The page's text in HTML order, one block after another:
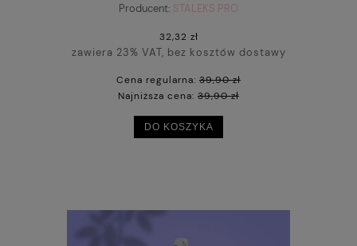
Producent: STALEKS PRO
32,32 zł
zawiera 23% VAT, bez kosztów dostawy
Cena regularna: 39,90 zł
Najniższa cena: 39,90 zł
DO KOSZYKA